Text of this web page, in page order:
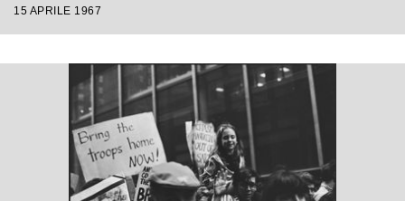
invitano al ritiro delle truppe
15 APRILE 1967